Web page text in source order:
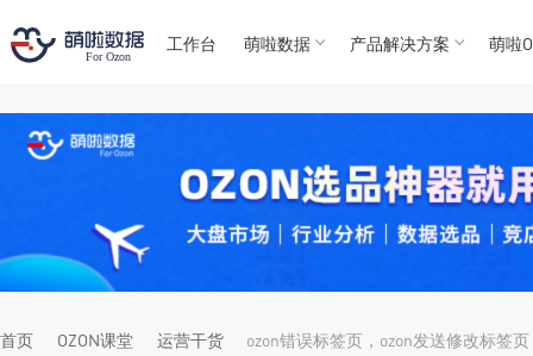
For
For
工作台 萌啦数据 产品解决方案 萌啦
首页 OZON课堂 运营干货 ozon错误标签页，ozon发送修改标签页